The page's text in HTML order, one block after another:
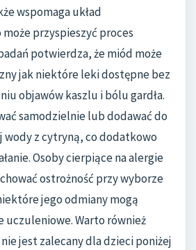
wspomaga układ
przyspieszyć proces
potwierdza, że miód może
jak niektóre leki dostępne bez
objawów kaszlu i bólu gardła.
samodzielnie lub dodawać do
wody z cytryną, co dodatkowo
Osoby cierpiące na alergie
ostrożność przy wyborze
jego odmiany mogą
uczuleniowe. Warto również
jest zalecany dla dzieci poniżej